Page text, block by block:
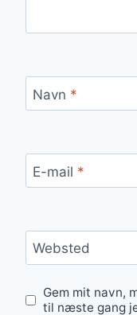
Navn *
E-mail *
Websted
Gem mit navn,
til næste gang